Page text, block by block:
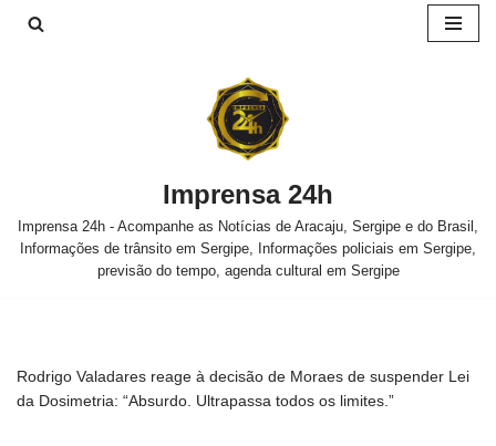
Imprensa 24h
Imprensa 24h - Acompanhe as Notícias de Aracaju, Sergipe e do Brasil,
Informações de trânsito em Sergipe, Informações policiais em Sergipe,
previsão do tempo, agenda cultural em Sergipe
Rodrigo Valadares reage à decisão de Moraes de suspender Lei
da Dosimetria: “Absurdo. Ultrapassa todos os limites.”